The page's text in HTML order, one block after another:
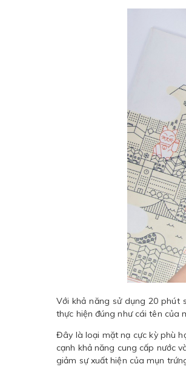
Với khả năng sử dụng 20 phút
thực hiện đúng như cái tên của
Đây là loại mặt nạ cực kỳ phù
cạnh khả năng cung cấp nước
giảm sự xuất hiện của mụn